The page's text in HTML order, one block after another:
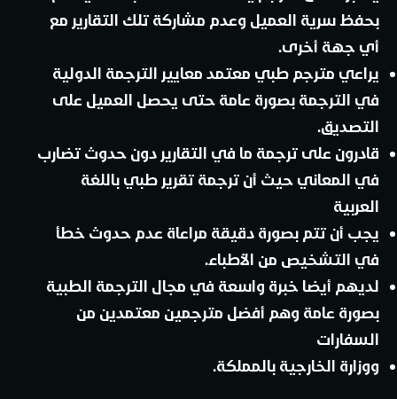
بحفظ سرية العميل وعدم مشاركة تلك التقارير مع
أي جهة أخرى.
يراعي مترجم طبي معتمد معايير الترجمة الدولية
في الترجمة بصورة عامة حتى يحصل العميل على
التصديق.
قادرون على ترجمة ما في التقارير دون حدوث تضارب
في المعاني حيث أن ترجمة تقرير طبي باللغة
العربية
يجب أن تتم بصورة دقيقة مراعاة عدم حدوث خطأ
في التشخيص من الأطباء.
لديهم أيضا خبرة واسعة في مجال الترجمة الطبية
بصورة عامة وهم أفضل مترجمين معتمدين من
السفارات
ووزارة الخارجية بالمملكة.